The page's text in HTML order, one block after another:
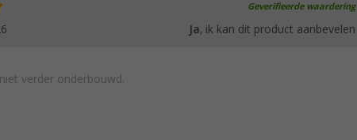
Geverifieerde waardering
Ja, ik kan dit product aanbevelen
verder onderbouwd.